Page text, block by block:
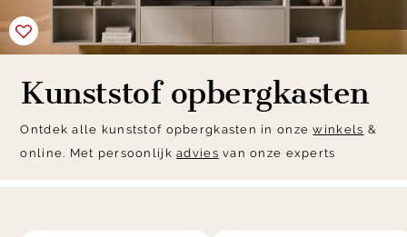
Kunststof opbergkasten
Ontdek alle kunststof opbergkasten in onzewinkels &
online. Met persoonlijkadvies van onze experts